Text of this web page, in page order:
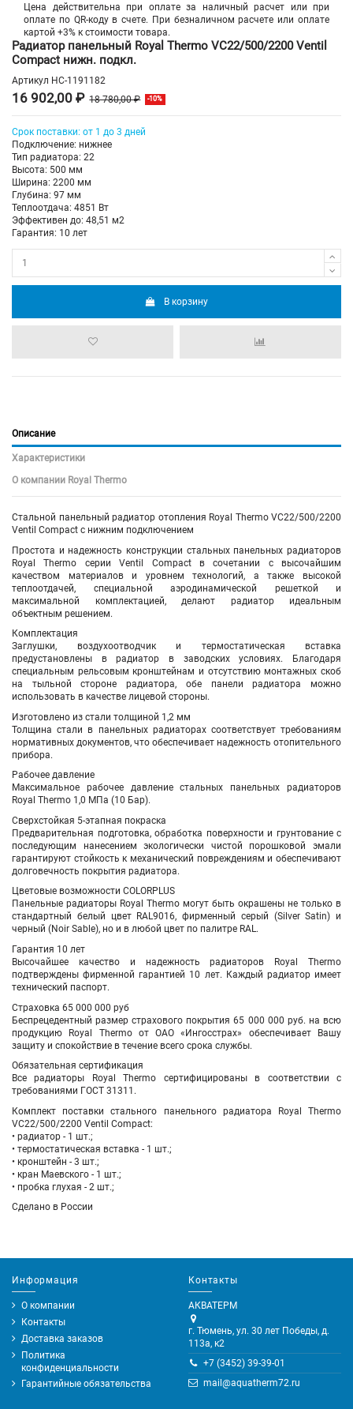
Цена действительна при оплате за наличный расчет или при
оплате по QR-коду в счете. При безналичном расчете или оплате
картой +3% к стоимости товара.
Радиатор панельный Royal Thermo VC22/500/2200 Ventil
Compact нижн. подкл.
Артикул НС-1191182
16 902,00 ₽ 18 780,00 ₽ -10%
Срок поставки: от 1 до 3 дней
Подключение: нижнее
Тип радиатора: 22
Высота: 500 мм
Ширина: 2200 мм
Глубина: 97 мм
Теплоотдача: 4851 Вт
Эффективен до: 48,51 м2
Гарантия: 10 лет
В корзину
Описание
Характеристики
О компании Royal Thermo
Стальной панельный радиатор отопления Royal Thermo VC22/500/2200
Ventil Compact с нижним подключением
Простота и надежность конструкции стальных панельных радиаторов
Royal Thermo серии Ventil Compact в сочетании с высочайшим
качеством материалов и уровнем технологий, а также высокой
теплоотдачей, специальной аэродинамической решеткой и
максимальной комплектацией, делают радиатор идеальным
объектным решением.
Комплектация
Заглушки, воздухоотводчик и термостатическая вставка
предустановлены в радиатор в заводских условиях. Благодаря
специальным рельсовым кронштейнам и отсутствию монтажных скоб
на тыльной стороне радиатора, обе панели радиатора можно
использовать в качестве лицевой стороны.
Изготовлено из стали толщиной 1,2 мм
Толщина стали в панельных радиаторах соответствует требованиям
нормативных документов, что обеспечивает надежность отопительного
прибора.
Рабочее давление
Максимальное рабочее давление стальных панельных радиаторов
Royal Thermo 1,0 МПа (10 Бар).
Сверхстойкая 5-этапная покраска
Предварительная подготовка, обработка поверхности и грунтование с
последующим нанесением экологически чистой порошковой эмали
гарантируют стойкость к механический повреждениям и обеспечивают
долговечность покрытия радиатора.
Цветовые возможности COLORPLUS
Панельные радиаторы Royal Thermo могут быть окрашены не только в
стандартный белый цвет RAL9016, фирменный серый (Silver Satin) и
черный (Noir Sable), но и в любой цвет по палитре RAL.
Гарантия 10 лет
Высочайшее качество и надежность радиаторов Royal Thermo
подтверждены фирменной гарантией 10 лет. Каждый радиатор имеет
технический паспорт.
Страховка 65 000 000 руб
Беспрецедентный размер страхового покрытия 65 000 000 руб. на всю
продукцию Royal Thermo от ОАО «Ингосстрах» обеспечивает Вашу
защиту и спокойствие в течение всего срока службы.
Обязательная сертификация
Все радиаторы Royal Thermo сертифицированы в соответствии с
требованиями ГОСТ 31311.
Комплект поставки стального панельного радиатора Royal Thermo
VC22/500/2200 Ventil Compact:
• радиатор - 1 шт.;
• термостатическая вставка - 1 шт.;
• кронштейн - 3 шт.;
• кран Маевского - 1 шт.;
• пробка глухая - 2 шт.;
Сделано в России
Информация
О компании
Контакты
Доставка заказов
Политика
конфиденциальности
Гарантийные обязательства
Контакты
АКВАТЕРМ
г. Тюмень, ул. 30 лет Победы, д.
113а, к2
+7 (3452) 39-39-01
mail@aquatherm72.ru